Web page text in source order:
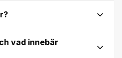
vad innebär